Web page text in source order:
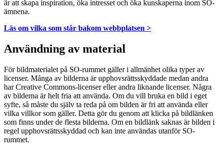
är att skapa inspiration, öka intresset och öka kunskaperna inom SO-
ämnena.
Läs om vilka som står bakom webbplatsen >
Användning av material
För bildmaterialet på SO-rummet gäller i allmänhet olika typer av
licenser. Många av bilderna är upphovsrättsskyddade medan andra
har Creative Commons-licenser eller andra liknande licenser. Några
av bilderna är helt fria att använda. Om du vill bruka en bild i eget
syfte, så måste du själv ta reda på om bilden är fri att använda eller
vilka villkor som gäller. Detta gör du genom att klicka på bildlänken
som finns under de flesta bilderna. Om en bildlänk saknas är bilden i
regel upphovsrättsskyddad och kan inte användas utanför SO-
rummet.